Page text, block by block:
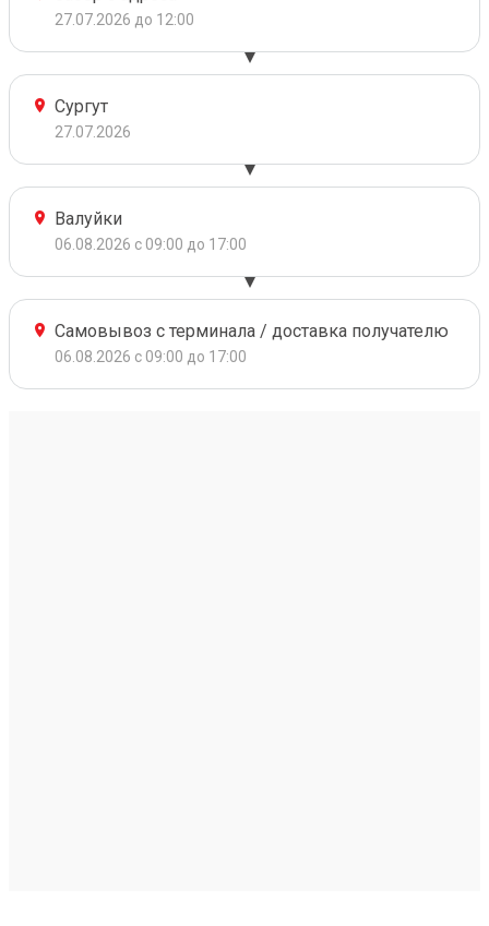
27.07.2026 до 12:00
Сургут
27.07.2026
Валуйки
06.08.2026 с 09:00 до 17:00
Самовывоз с терминала / доставка получателю
06.08.2026 с 09:00 до 17:00